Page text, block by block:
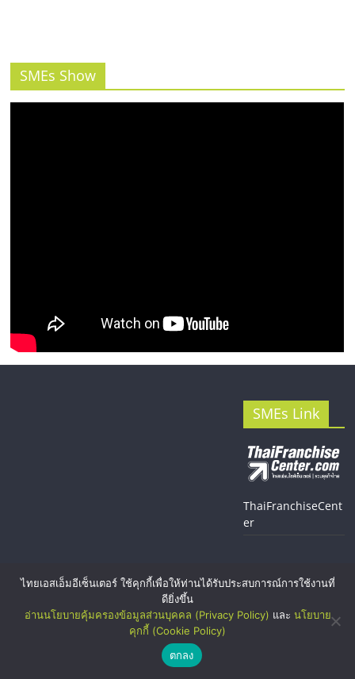
SMEs Show
SMEs Link
ThaiFranchiseCent
er
Copyright © 2026
"ศูนย์รวมข้อมูลธุรกิจ SME แห่งประเทศไทย,
ThaiSMEsCenter, รวมธุรกิจเอสเอ็มอีไทย, SMEs, แฟรนไชส์, ที่
ปรึกษาแฟรนไชส์, รวมแฟรนไชส์ ขายแฟรนไชส์ แฟรนไชส์ขายหน้า
ไทยเอสเอ็มอีเซ็นเตอร์ ใช้คุกกี้เพื่อให้ท่านได้รับประสบการณ์การใช้งานที่
ดียิ่งขึ้น
อ่านนโยบายคุ้มครองข้อมูลส่วนบุคคล (Privacy Policy) และ นโยบาย
คุกกี้ (Cookie Policy)
ตกลง